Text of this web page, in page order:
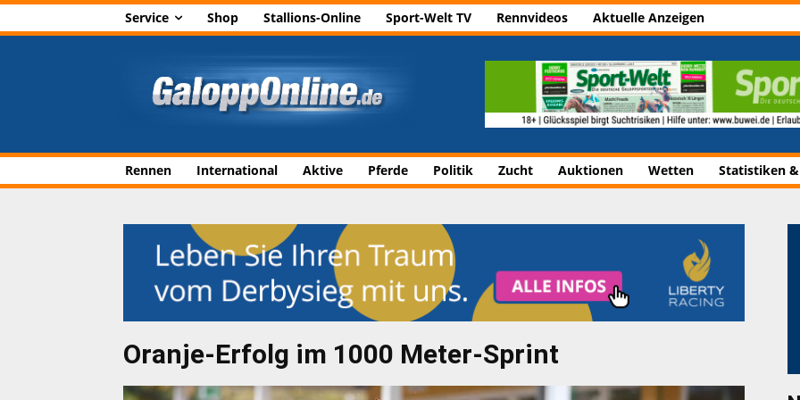
Service Shop Stallions-Online Sport-Welt TV Rennvideos Aktuelle Anzeigen
Rennen International Aktive Pferde Politik Zucht Auktionen Wetten Statistiken
Oranje-Erfolg im 1000 Meter-Sprint